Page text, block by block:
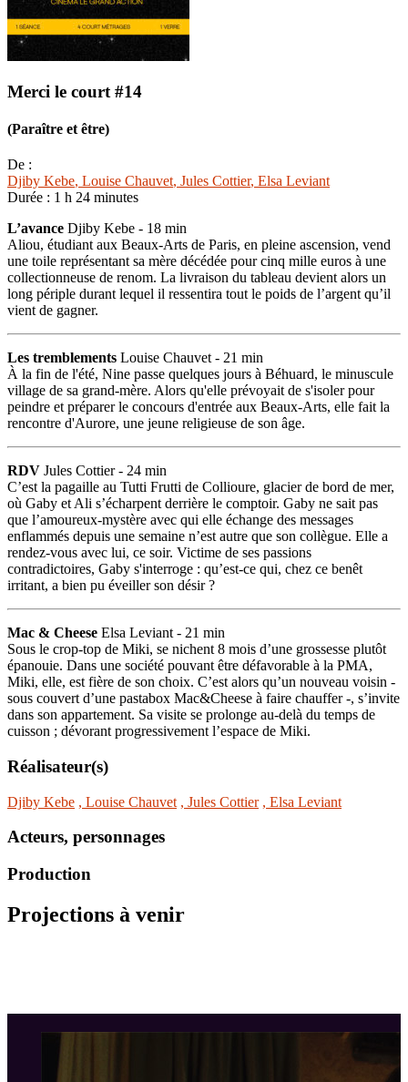
Merci le court #14
(Paraître et être)
De :
Djiby Kebe, Louise Chauvet, Jules Cottier, Elsa Leviant
Durée : 1 h 24 minutes
L’avance Djiby Kebe - 18 min
Aliou, étudiant aux Beaux-Arts de Paris, en pleine ascension, vend
une toile représentant sa mère décédée pour cinq mille euros à une
collectionneuse de renom. La livraison du tableau devient alors un
long périple durant lequel il ressentira tout le poids de l’argent qu’il
vient de gagner.
Les tremblements Louise Chauvet - 21 min
À la fin de l'été, Nine passe quelques jours à Béhuard, le minuscule
village de sa grand-mère. Alors qu'elle prévoyait de s'isoler pour
peindre et préparer le concours d'entrée aux Beaux-Arts, elle fait la
rencontre d'Aurore, une jeune religieuse de son âge.
RDV Jules Cottier - 24 min
C’est la pagaille au Tutti Frutti de Collioure, glacier de bord de mer,
où Gaby et Ali s’écharpent derrière le comptoir. Gaby ne sait pas
que l’amoureux-mystère avec qui elle échange des messages
enflammés depuis une semaine n’est autre que son collègue. Elle a
rendez-vous avec lui, ce soir. Victime de ses passions
contradictoires, Gaby s'interroge : qu’est-ce qui, chez ce benêt
irritant, a bien pu éveiller son désir ?
Mac & Cheese Elsa Leviant - 21 min
Sous le crop-top de Miki, se nichent 8 mois d’une grossesse plutôt
épanouie. Dans une société pouvant être défavorable à la PMA,
Miki, elle, est fière de son choix. C’est alors qu’un nouveau voisin -
sous couvert d’une pastabox Mac&Cheese à faire chauffer -, s’invite
dans son appartement. Sa visite se prolonge au-delà du temps de
cuisson ; dévorant progressivement l’espace de Miki.
Réalisateur(s)
Djiby Kebe , Louise Chauvet , Jules Cottier , Elsa Leviant
Acteurs, personnages
Production
Projections à venir